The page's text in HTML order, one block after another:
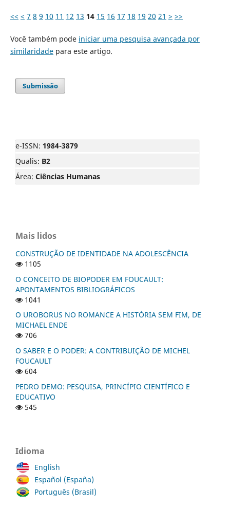
<< < 7 8 9 10 11 12 13 14 15 16 17 18 19 20 21 > >>
Você também pode iniciar uma pesquisa avançada por
similaridadepara este artigo.
Submissão
e-ISSN: 1984-3879
Qualis: B2
Área: Ciências Humanas
Mais lidos
CONSTRUÇÃO DE IDENTIDADE NA ADOLESCÊNCIA
1105
O CONCEITO DE BIOPODER EM FOUCAULT:
APONTAMENTOS BIBLIOGRÁFICOS
1041
O UROBORUS NO ROMANCE A HISTÓRIA SEM FIM, DE
MICHAEL ENDE
706
O SABER E O PODER: A CONTRIBUIÇÃO DE MICHEL
FOUCAULT
604
PEDRO DEMO: PESQUISA, PRINCÍPIO CIENTÍFICO E
EDUCATIVO
545
Idioma
English
Español (España)
Português (Brasil)